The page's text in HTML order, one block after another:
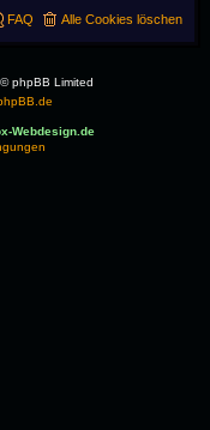
Alle Cookies löschen
FAQ
phpBB Limited
Webdesign.de